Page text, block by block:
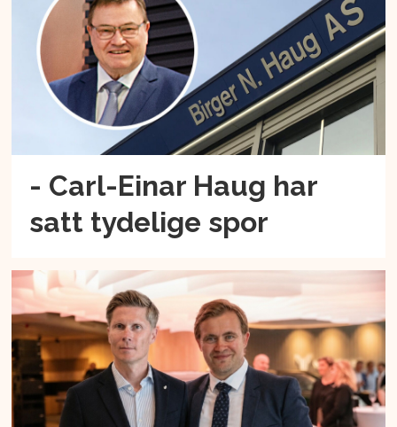
- Carl-Einar Haug har
satt tydelige spor